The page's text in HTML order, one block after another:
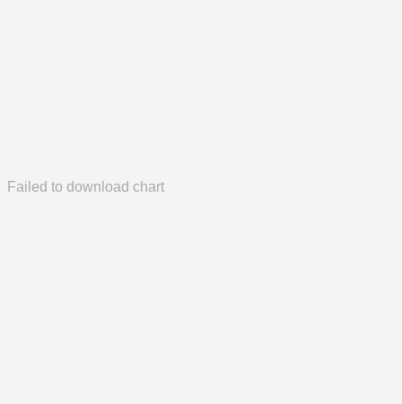
Failed to download chart